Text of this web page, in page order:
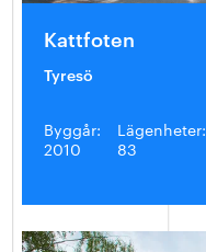
Kattfoten
Tyresö
Byggår:
2010
Lägenheter:
83